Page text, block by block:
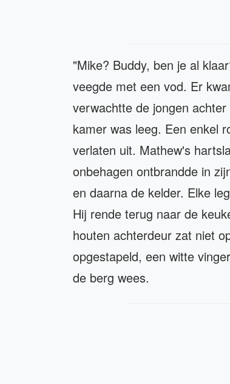
"Mike? Buddy, ben je al
veegde met een vod. Er
verwachtte de jongen
kamer was leeg. Een enkel
verlaten uit. Mathew's
onbehagen ontbrandde in
en daarna de kelder. Elke
Hij rende terug naar de
houten achterdeur zat niet
opgestapeld, een witte
de berg wees.